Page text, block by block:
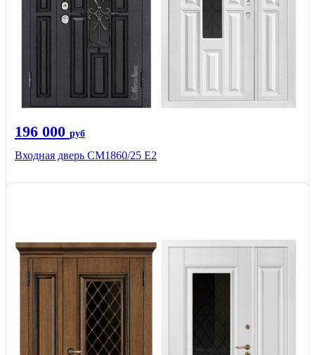
196 000 руб
Входная дверь СМ1860/25 Е2